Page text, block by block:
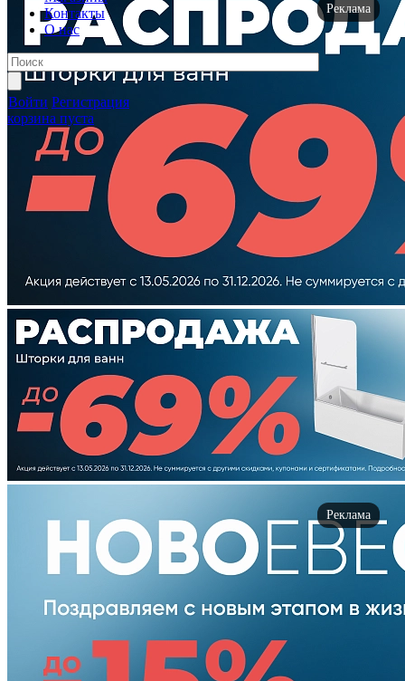
Контакты
О нас
Войти Регистрация
корзина пуста
Реклама
Реклама